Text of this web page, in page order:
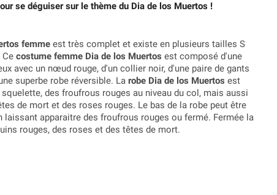
se déguiser sur le thème du Dia de los Muertos !
femme est très complet et existe en plusieurs tailles S
costume femme Dia de los Muertos est composé d'une
avec un nœud rouge, d'un collier noir, d'une paire de gants
superbe robe réversible. La robe Dia de los Muertos est
des froufrous rouges au niveau du col, mais aussi
de mort et des roses rouges. Le bas de la robe peut être
apparaitre des froufrous rouges ou fermé. Fermée la
rouges, des roses et des têtes de mort.